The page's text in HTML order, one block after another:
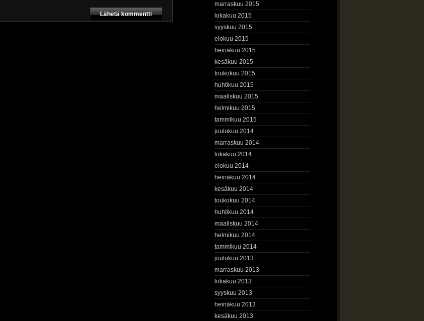
marraskuu 2015
lokakuu 2015
syyskuu 2015
elokuu 2015
heinäkuu 2015
kesäkuu 2015
toukokuu 2015
huhtikuu 2015
maaliskuu 2015
helmikuu 2015
tammikuu 2015
joulukuu 2014
marraskuu 2014
lokakuu 2014
elokuu 2014
heinäkuu 2014
kesäkuu 2014
toukokuu 2014
huhtikuu 2014
maaliskuu 2014
helmikuu 2014
tammikuu 2014
joulukuu 2013
marraskuu 2013
lokakuu 2013
syyskuu 2013
heinäkuu 2013
kesäkuu 2013